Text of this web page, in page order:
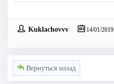
Kuklachovvv 14/01/2019
Вернуться назад